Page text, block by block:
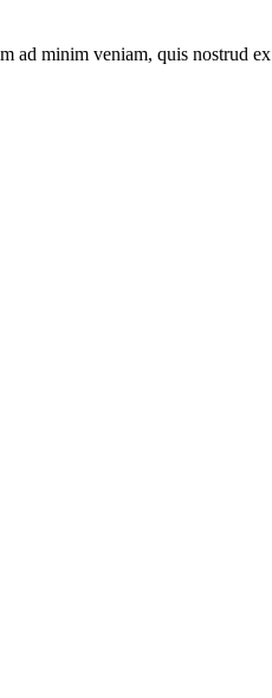
ad minim veniam, quis nostrud ex